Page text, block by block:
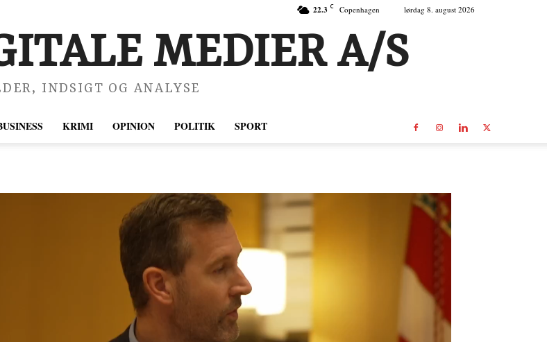
22.3 C Copenhagen lørdag 8. august 2026
MEDIER A/S
INDSIGT OG ANALYSE
KRIMI OPINION POLITIK SPORT